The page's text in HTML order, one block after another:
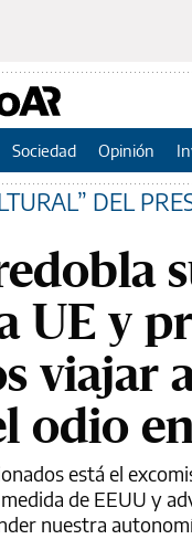
Sociedad Opinión
DEL
UE y
viajar
odio
está el
de EEUU y
nuestra